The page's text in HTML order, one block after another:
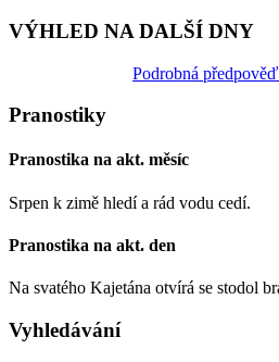
VÝHLED NA DALŠÍ DNY
Podrobná
Pranostiky
Pranostika na akt. měsíc
Srpen k zimě hledí a rád vodu cedí.
Pranostika na akt. den
Na svatého Kajetána otvírá se stodol
Vyhledávání